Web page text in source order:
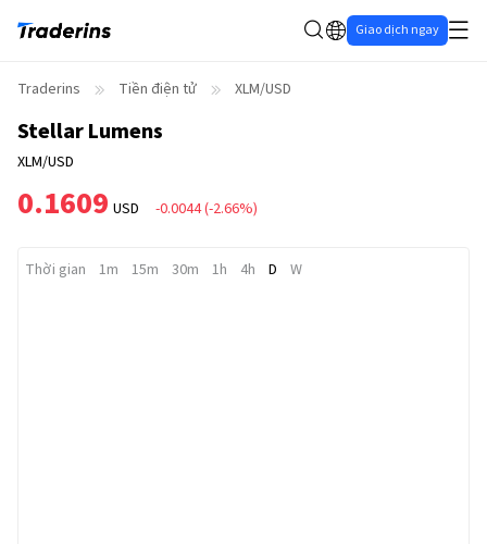
Giao dịch ngay
Traderins Tiền điện tử XLM/USD
Stellar Lumens
XLM/USD
0.1609 USD -0.0044(-2.66%)
Thời gian 1m 15m 30m 1h 4h D W